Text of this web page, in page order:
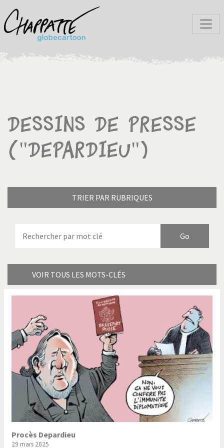
Dessins de presse
("Depardieu")
TRIER PAR RUBRIQUES
VOIR TOUS LES MOTS-CLÉS
Bienvenue en Italie
Bye Biden! Catholique ou pas très?
Chère énergie! Crise grecque
Cybermonde
Du printemps arabe à
l'hiver
Election présidentielle US Guerre en Syrie
Hopp Deutschland Israël - Palestine
L'Amérique et les armes L'Iran tremble
La Chine et nous
La Corée du Nord: guerre ou
Procès Depardieu
29 mars 2025